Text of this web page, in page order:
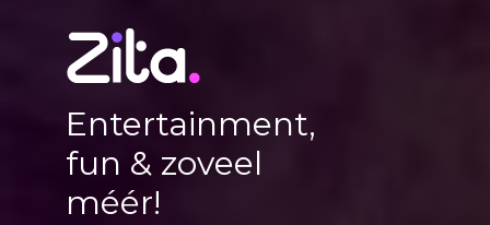
Entertainment,
fun & zoveel
méér!